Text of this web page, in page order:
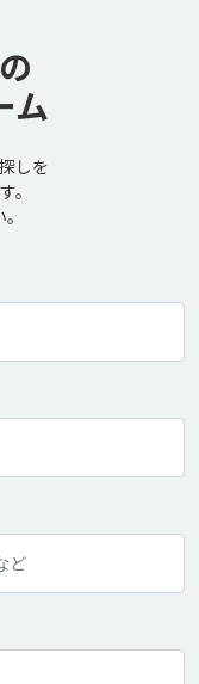
ム
しを
。